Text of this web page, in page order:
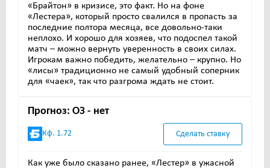
«Брайтон» в кризисе, это факт. Но на фоне
«Лестера», который просто свалился в пропасть за
последние полтора месяца, все довольно-таки
неплохо. И хорошо для хозяев, что подоспел такой
матч – можно вернуть уверенность в своих силах.
Игрокам важно победить, желательно – крупно. Но
«лисы» традиционно не самый удобный соперник
для «чаек», так что разгрома ждать не стоит.
Прогноз: ОЗ - нет
Кф. 1.72 Сделать ставку
Как уже было сказано ранее, «Лестер» в ужасной